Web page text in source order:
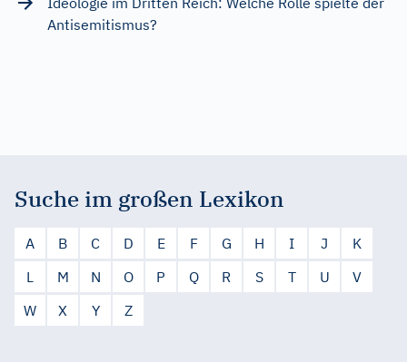
Antisemitismus?
Suche im großen Lexikon
A B C D E F G H I J
K
L
M N O P Q R S T U
V
W
X Y Z